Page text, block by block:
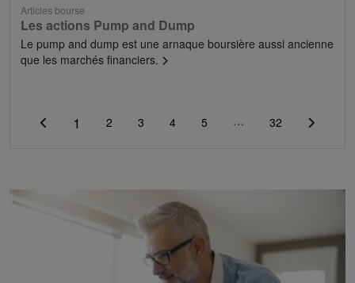
Articles bourse
Les actions Pump and Dump
Le pump and dump est une arnaque boursière aussi ancienne
que les marchés financiers.
1 2 3 4 5 … 32